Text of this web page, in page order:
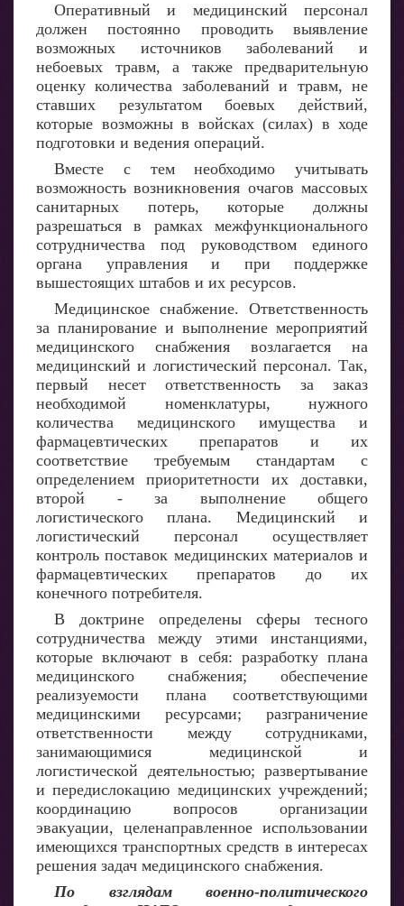
Оперативный и медицинский персонал
должен постоянно проводить выявление
возможных источников заболеваний и
небоевых травм, а также предварительную
оценку количества заболеваний и травм, не
ставших результатом боевых действий,
которые возможны в войсках (силах) в ходе
подготовки и ведения операций.
Вместе с тем необходимо учитывать
возможность возникновения очагов массовых
санитарных потерь, которые должны
разрешаться в рамках межфункционального
сотрудничества под руководством единого
органа управления и при поддержке
вышестоящих штабов и их ресурсов.
Медицинское снабжение. Ответственность
за планирование и выполнение мероприятий
медицинского снабжения возлагается на
медицинский и логистический персонал. Так,
первый несет ответственность за заказ
необходимой номенклатуры, нужного
количества медицинского имущества и
фармацевтических препаратов и их
соответствие требуемым стандартам с
определением приоритетности их доставки,
второй - за выполнение общего
логистического плана. Медицинский и
логистический персонал осуществляет
контроль поставок медицинских материалов и
фармацевтических препаратов до их
конечного потребителя.
В доктрине определены сферы тесного
сотрудничества между этими инстанциями,
которые включают в себя: разработку плана
медицинского снабжения; обеспечение
реализуемости плана соответствующими
медицинскими ресурсами; разграничение
ответственности между сотрудниками,
занимающимися медицинской и
логистической деятельностью; развертывание
и передислокацию медицинских учреждений;
координацию вопросов организации
эвакуации, целенаправленное использовании
имеющихся транспортных средств в интересах
решения задач медицинского снабжения.
По взглядам военно-политического